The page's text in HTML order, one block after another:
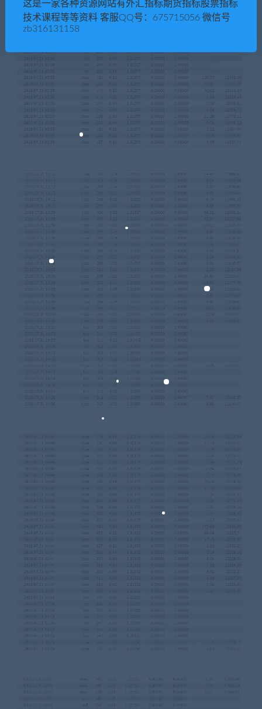
这是一家各种资源网站有外汇指标期货指标股票指标
技术课程等等资料 客服QQ号：675715056 微信号
zb316131158